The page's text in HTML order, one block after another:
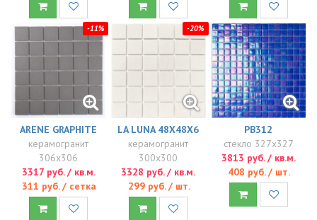
-11%
ARENE GRAPHITE
керамогранит
306x306
3317 руб. / кв.м.
311 руб. / сетка
-20%
LA LUNA 48X48X6
керамогранит
300x300
3328 руб. / кв.м.
299 руб. / шт.
PB312
стекло 327x327
3813 руб. / кв.м.
408 руб. / шт.